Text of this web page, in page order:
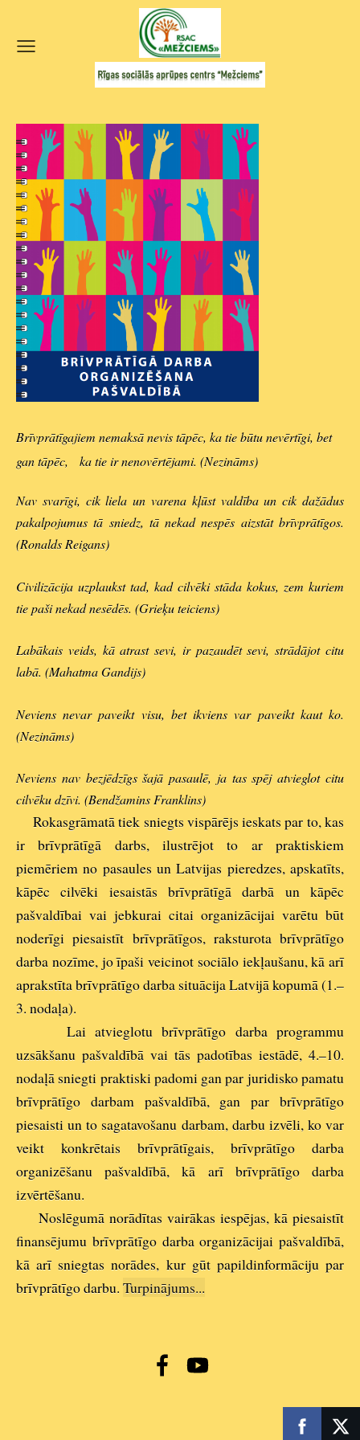
Brīvprātīgajiem nemaksā nevis tāpēc, ka tie būtu nevērtīgi, bet
gan tāpēc, ka tie ir nenovērtējami. (Nezināms)
Nav svarīgi, cik liela un varena kļūst valdība un cik dažādus
pakalpojumus tā sniedz, tā nekad nespēs aizstāt brīvprātīgos.
(Ronalds Reigans)
Civilizācija uzplaukst tad, kad cilvēki stāda kokus, zem kuriem
tie paši nekad nesēdēs. (Grieķu teiciens)
Labākais veids, kā atrast sevi, ir pazaudēt sevi, strādājot citu
labā. (Mahatma Gandijs)
Neviens nevar paveikt visu, bet ikviens var paveikt kaut ko.
(Nezināms)
Neviens nav bezjēdzīgs šajā pasaulē, ja tas spēj atvieglot citu
cilvēku dzīvi. (Bendžamins Franklins)
Rokasgrāmatā tiek sniegts vispārējs ieskats par to, kas
ir brīvprātīgā darbs, ilustrējot to ar praktiskiem
piemēriem no pasaules un Latvijas pieredzes, apskatīts,
kāpēc cilvēki iesaistās brīvprātīgā darbā un kāpēc
pašvaldībai vai jebkurai citai organizācijai varētu būt
noderīgi piesaistīt brīvprātīgos, raksturota brīvprātīgo
darba nozīme, jo īpaši veicinot sociālo iekļaušanu, kā arī
aprakstīta brīvprātīgo darba situācija Latvijā kopumā (1.–
3. nodaļa).
Lai atvieglotu brīvprātīgo darba programmu
uzsākšanu pašvaldībā vai tās padotības iestādē, 4.–10.
nodaļā sniegti praktiski padomi gan par juridisko pamatu
brīvprātīgo darbam pašvaldībā, gan par brīvprātīgo
piesaisti un to sagatavošanu darbam, darbu izvēli, ko var
veikt konkrētais brīvprātīgais, brīvprātīgo darba
organizēšanu pašvaldībā, kā arī brīvprātīgo darba
izvērtēšanu.
Noslēgumā norādītas vairākas iespējas, kā piesaistīt
finansējumu brīvprātīgo darba organizācijai pašvaldībā,
kā arī sniegtas norādes, kur gūt papildinformāciju par
brīvprātīgo darbu. Turpinājums...